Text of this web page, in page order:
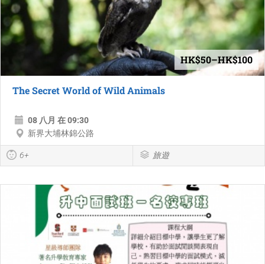
HK$50–HK$100
The Secret World of Wild Animals
08 八月 在 09:30
新界大埔林錦公路
6+ 旅遊